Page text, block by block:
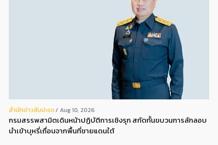
สํานักข่าวสับปะรด Aug 10, 2026
กรมสรรพสามิตเดินหน้าปฏิบัติการเชิงรุก สกัดกั้นขบวนการลักลอบ
นำเข้าบุหรี่เถื่อนจากพื้นที่ชายแดนใต้